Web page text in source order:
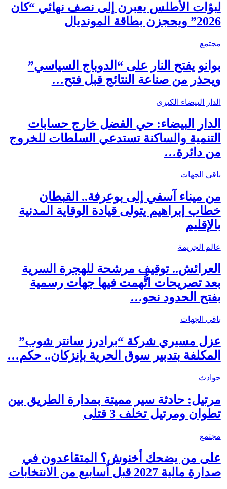
لبؤات الأطلس يعبرن إلى نصف نهائي “كان
2026” ويحجزن بطاقة المونديال
مجتمع
بوانو يفتح النار على “الدوباج السياسي”
ويحذر من صناعة النتائج قبل فتح…
الدار البيضاء الكبرى
الدار البيضاء: حي الفضل خارج حسابات
التنمية والساكنة تستدعي السلطات للخروج
من دائرة…
باقي الجهات
من ميناء آسفي إلى بوعرفة.. القبطان
خطاب إبراهيم يتولى قيادة الوقاية المدنية
بالإقليم
عالم الجريمة
العرائش.. توقيف مرشحة للهجرة السرية
بعد تصريحات اتُّهمت فيها جهات رسمية
بفتح الحدود نحو…
باقي الجهات
عزل مسيري شركة “برادرز سانتر شوب”
المكلفة بتدبير سوق الحرية بإنزكان.. حكم…
حوادث
مرتيل: حادثة سير مميتة بمدارة الطريق بين
تطوان ومرتيل تخلف 3 قتلى
مجتمع
على من يضحك أخنوش؟ المتقاعدون في
صدارة مالية 2027 قبل أسابيع من الانتخابات